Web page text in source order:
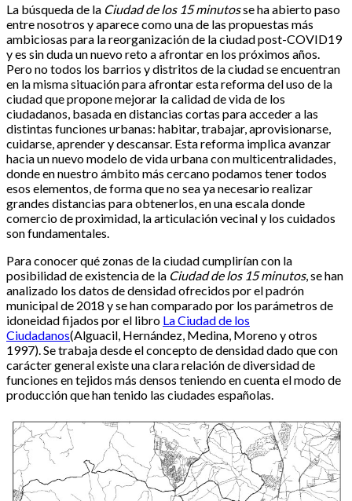
La búsqueda de la Ciudad de los 15 minutosse ha abierto paso
entre nosotros y aparece como una de las propuestas más
ambiciosas para la reorganización de la ciudad post-COVID19
y es sin duda un nuevo reto a afrontar en los próximos años.
Pero no todos los barrios y distritos de la ciudad se encuentran
en la misma situación para afrontar esta reforma del uso de la
ciudad que propone mejorar la calidad de vida de los
ciudadanos, basada en distancias cortas para acceder a las
distintas funciones urbanas: habitar, trabajar, aprovisionarse,
cuidarse, aprender y descansar. Esta reforma implica avanzar
hacia un nuevo modelo de vida urbana con multicentralidades,
donde en nuestro ámbito más cercano podamos tener todos
esos elementos, de forma que no sea ya necesario realizar
grandes distancias para obtenerlos, en una escala donde
comercio de proximidad, la articulación vecinal y los cuidados
son fundamentales.
Para conocer qué zonas de la ciudad cumplirían con la
posibilidad de existencia de la Ciudad de los 15 minutos, se han
analizado los datos de densidad ofrecidos por el padrón
municipal de 2018 y se han comparado por los parámetros de
idoneidad fijados por el libro La Ciudad de los
Ciudadanos(Alguacil, Hernández, Medina, Moreno y otros
1997). Se trabaja desde el concepto de densidad dado que con
carácter general existe una clara relación de diversidad de
funciones en tejidos más densos teniendo en cuenta el modo de
producción que han tenido las ciudades españolas.